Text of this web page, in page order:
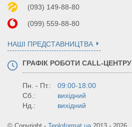
(093) 149-88-80
(099) 559-88-80
НАШІ ПРЕДСТАВНИЦТВА
ГРАФІК РОБОТИ CALL-ЦЕНТРУ
Пн. - Пт.:
09:00-18:00
Сб.:
вихідний
Нд.:
вихідний